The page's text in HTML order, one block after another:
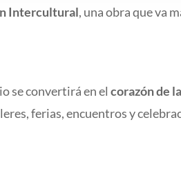
Intercultural, una obra que va
se convertirá en elcorazón de
ferias, encuentros y